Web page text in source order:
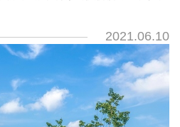
2021.06.10